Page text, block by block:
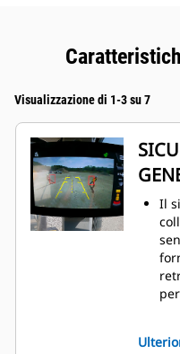
Visualizzazione di 1-3 su 7
Il